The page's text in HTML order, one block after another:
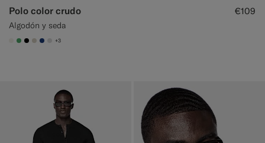
Polo color crudo
Algodón y seda
€109
#F1EFE8
#50AA6A
#000000
#D7D1C3
#1C3D7A
#D9DADA
+3